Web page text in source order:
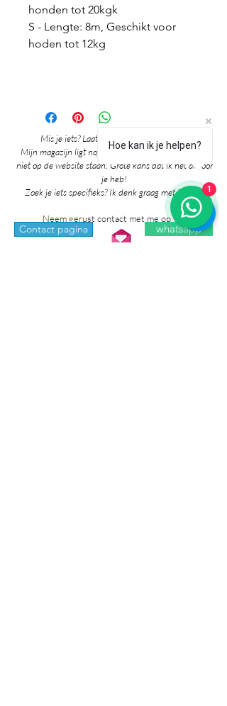
honden tot 20kgk
S - Lengte: 8m, Geschikt voor
hoden tot 12kg
Mis je iets? Laat het me vooral weten! 🎉
Mijn magazijn ligt nog vol mooie producten die nog
niet op de website staan. Grote kans dat ik het al voor
je heb!
Zoek je iets specifieks? Ik denk graag met je mee!
Neem gerust contact met me op via:
Contact pagina whatsapp
Hoe kan ik je helpen?
1